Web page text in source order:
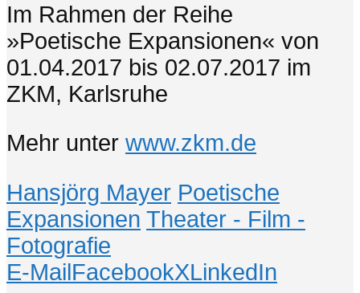
Im Rahmen der Reihe
»Poetische Expansionen« von
01.04.2017 bis 02.07.2017 im
ZKM, Karlsruhe
Mehr unter www.zkm.de
Hansjörg Mayer Poetische
Expansionen Theater - Film -
Fotografie
E-MailFacebookXLinkedIn